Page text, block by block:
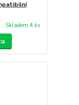
Skladem 4 ks